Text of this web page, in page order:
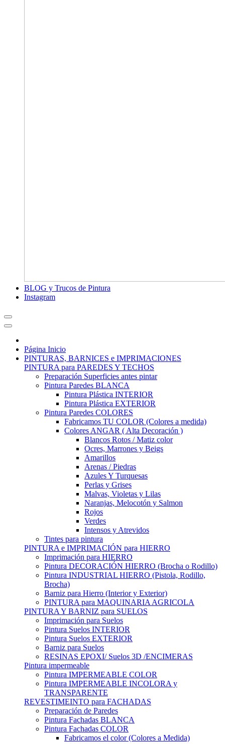
BLOG y Trucos de Pintura
Instagram
Página Inicio
PINTURAS, BARNICES e IMPRIMACIONES
PINTURA para PAREDES Y TECHOS
Preparación Superficies antes pintar
Pintura Paredes BLANCA
Pintura Plástica INTERIOR
Pintura Plástica EXTERIOR
Pintura Paredes COLORES
Fabricamos TU COLOR (Colores a medida)
Colores ANGAR ( Alta Decoración )
Blancos Rotos / Matiz color
Ocres, Marrones y Beigs
Amarillos
Arenas / Piedras
Azules Y Turquesas
Perlas y Grises
Malvas, Violetas y Lilas
Naranjas, Melocotón y Salmon
Rojos
Verdes
Intensos y Atrevidos
Tintes para pintura
PINTURA e IMPRIMACIÓN para HIERRO
Imprimación para HIERRO
Pintura DECORACIÓN HIERRO (Brocha o Rodillo)
Pintura INDUSTRIAL HIERRO (Pistola, Rodillo,
Brocha)
Barniz para Hierro (Interior y Exterior)
PINTURA para MAQUINARIA AGRICOLA
PINTURA Y BARNIZ para SUELOS
Imprimación para Suelos
Pintura Suelos INTERIOR
Pintura Suelos EXTERIOR
Barniz para Suelos
RESINAS EPOXI/ Suelos 3D /ENCIMERAS
Pintura impermeable
Pintura IMPERMEABLE COLOR
Pintura IMPERMEABLE INCOLORA y
TRANSPARENTE
REVESTIMEINTO para FACHADAS
Preparación de Paredes
Pintura Fachadas BLANCA
Pintura Fachadas COLOR
Fabricamos el color (Colores a Medida)